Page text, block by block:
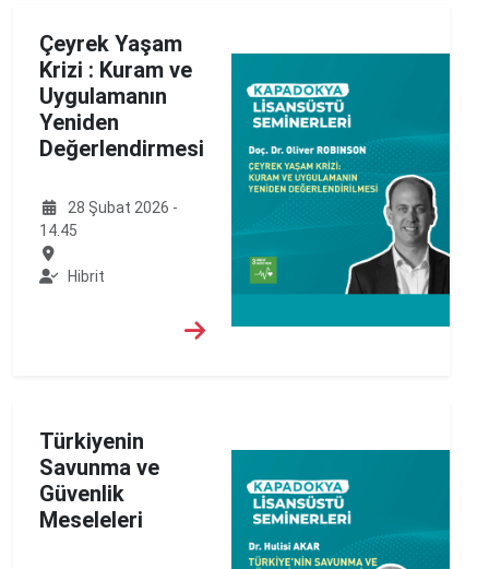
Çeyrek Yaşam
Krizi : Kuram ve
Uygulamanın
Yeniden
Değerlendirmesi
28 Şubat 2026 -
14.45
Hibrit
Türkiyenin
Savunma ve
Güvenlik
Meseleleri